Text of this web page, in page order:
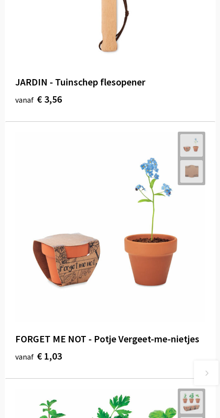
JARDIN - Tuinschep flesopener
vanaf € 3,56
FORGET ME NOT - Potje Vergeet-me-nietjes
vanaf € 1,03